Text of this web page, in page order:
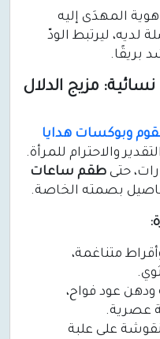
المهدَى إليه
لديه، ليرتبط الودّ
بريقًا.
مزيج الدلال
وبوكسات هدايا
والاحترام للمرأة.
حتى طقم ساعات
بصمته الخاصة.
متناغمة،
ودهن عود فواح،
عصرية.
على علبة